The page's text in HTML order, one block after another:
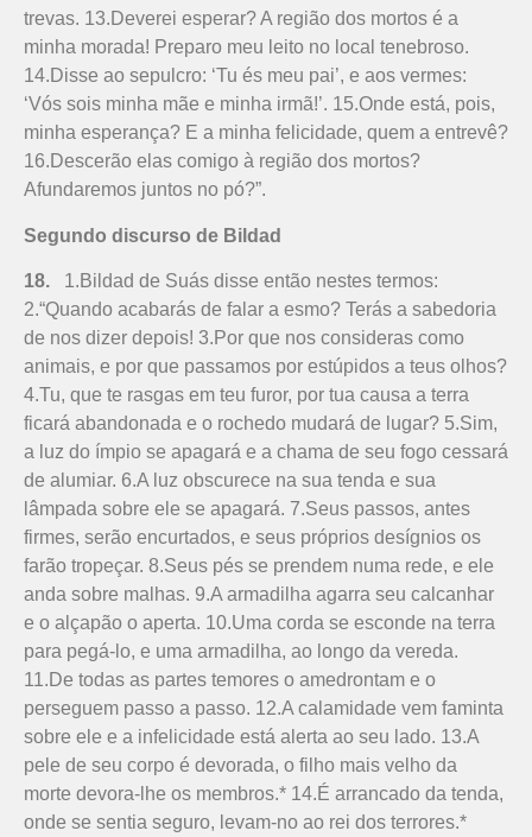
trevas. 13.Deverei esperar? A região dos mortos é a
minha morada! Preparo meu leito no local tenebroso.
14.Disse ao sepulcro: ‘Tu és meu pai’, e aos vermes:
‘Vós sois minha mãe e minha irmã!’. 15.Onde está, pois,
minha esperança? E a minha felicidade, quem a entrevê?
16.Descerão elas comigo à região dos mortos?
Afundaremos juntos no pó?”.
Segundo discurso de Bildad
18. 1.Bildad de Suás disse então nestes termos:
2.“Quando acabarás de falar a esmo? Terás a sabedoria
de nos dizer depois! 3.Por que nos consideras como
animais, e por que passamos por estúpidos a teus olhos?
4.Tu, que te rasgas em teu furor, por tua causa a terra
ficará abandonada e o rochedo mudará de lugar? 5.Sim,
a luz do ímpio se apagará e a chama de seu fogo cessará
de alumiar. 6.A luz obscurece na sua tenda e sua
lâmpada sobre ele se apagará. 7.Seus passos, antes
firmes, serão encurtados, e seus próprios desígnios os
farão tropeçar. 8.Seus pés se prendem numa rede, e ele
anda sobre malhas. 9.A armadilha agarra seu calcanhar
e o alçapão o aperta. 10.Uma corda se esconde na terra
para pegá-lo, e uma armadilha, ao longo da vereda.
11.De todas as partes temores o amedrontam e o
perseguem passo a passo. 12.A calamidade vem faminta
sobre ele e a infelicidade está alerta ao seu lado. 13.A
pele de seu corpo é devorada, o filho mais velho da
morte devora-lhe os membros.* 14.É arrancado da tenda,
onde se sentia seguro, levam-no ao rei dos terrores.*